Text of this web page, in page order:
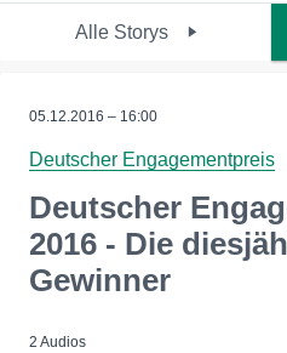
Alle Storys
05.12.2016 – 16:00
Deutscher Engagementpreis
Deutscher
2016 - Die
Gewinner
2 Audios